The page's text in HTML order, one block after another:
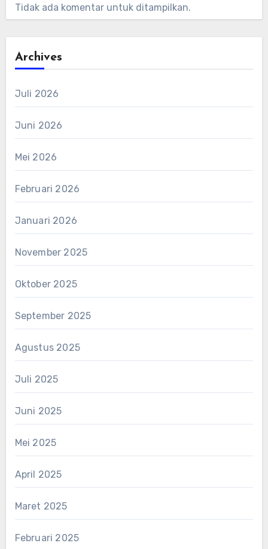
Tidak ada komentar untuk ditampilkan.
Archives
Juli 2026
Juni 2026
Mei 2026
Februari 2026
Januari 2026
November 2025
Oktober 2025
September 2025
Agustus 2025
Juli 2025
Juni 2025
Mei 2025
April 2025
Maret 2025
Februari 2025